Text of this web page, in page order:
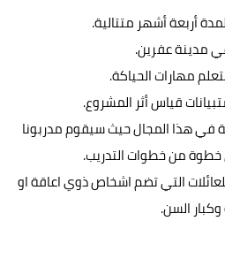
أربعة أشهر متتالية.
مدينة عفرين.
مهارات الحياكة.
قياس أثر المشروع.
في هذا المجال حيث سيقوم مدربونا
خطوة من خطوات التدريب.
التي تضم اشخاص ذوي اعاقة او
السن.